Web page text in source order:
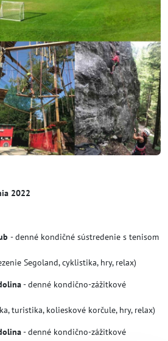
2022
- denné kondičné sústredenie s tenisom
cyklistika, hry, relax)
- denné kondično-zážitkové
kolieskové korčule, hry, relax)
- denné kondično-zážitkové